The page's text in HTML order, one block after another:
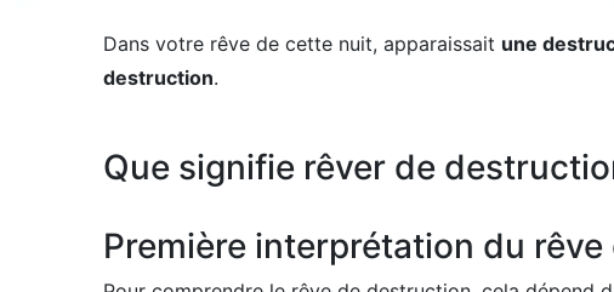
Dans votre rêve de cette nuit, apparaissait une
destruction.
Que signifie rêver de
Première interprétation du